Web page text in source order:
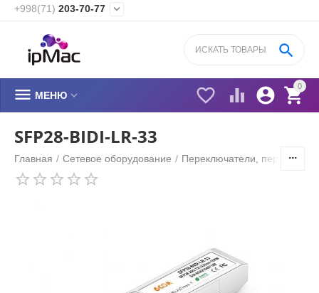
+998(71) 203-70-77 
0


 

 МЕНЮ 
SFP28-BIDI-LR-33
Главная / Сетевое оборудование / Переключатели,